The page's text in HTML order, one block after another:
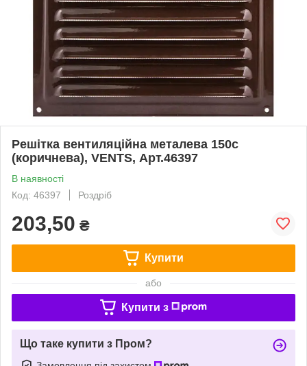
Решітка вентиляційна металева 150с
(коричнева), VENTS, Арт.46397
В наявності
Код: 46397
Роздріб
203,50 ₴
Купити
або
Купити з
Що таке купити з Пром?